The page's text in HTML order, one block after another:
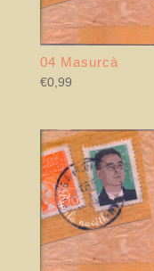
04 Masurcà
€0,99